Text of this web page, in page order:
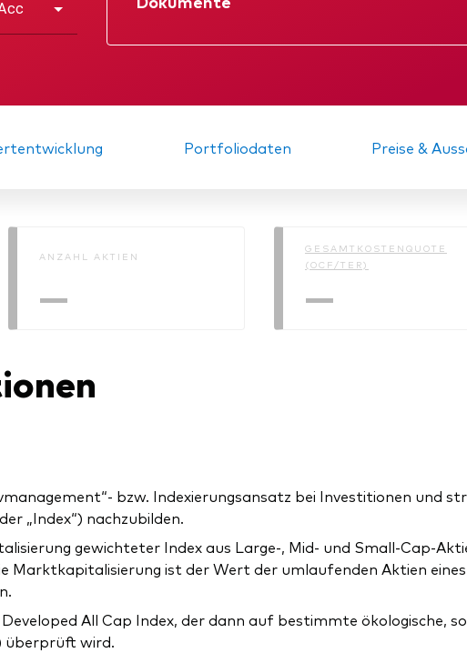
Datenblatt
Portfoliodaten Preise &
ANZAHL AKTIEN
—
GESAMTKOSTENQUOTE
(OCF/TER)
—
bzw. Indexierungsansatz bei Investitionen und
„Index“) nachzubilden.
gewichteter Index aus Large-, Mid- und Small-Cap-
Marktkapitalisierung ist der Wert der umlaufenden Aktien
All Cap Index, der dann auf bestimmte ökologische,
überprüft wird.